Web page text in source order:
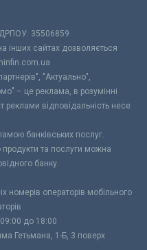
35506859
інших сайтах дозволяється
"Актуально",
– це реклама, в розумінні
реклами відповідальність несе
банківських послуг.
та послуги можна
банку.
номерів операторів мобільного
09:00 до 18:00
Гетьмана, 1-Б, 3 поверх